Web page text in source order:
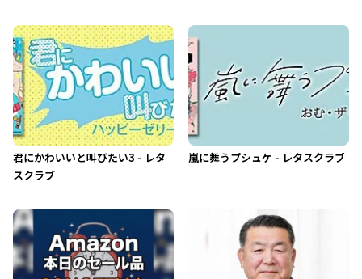
君にかわいいと叫びたい3 - レタ
スクラブ
嵐に舞うプシュケ - レタスクラブ